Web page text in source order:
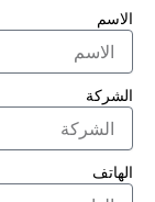
الاسم
الشركة
الهاتف